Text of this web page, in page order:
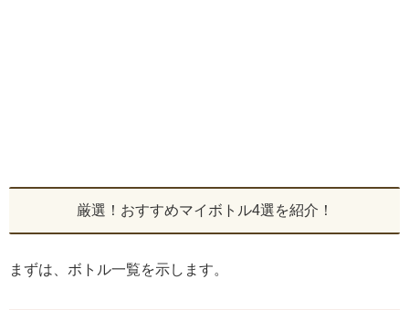
厳選！おすすめマイボトル4選を紹介！
まずは、ボトル一覧を示します。